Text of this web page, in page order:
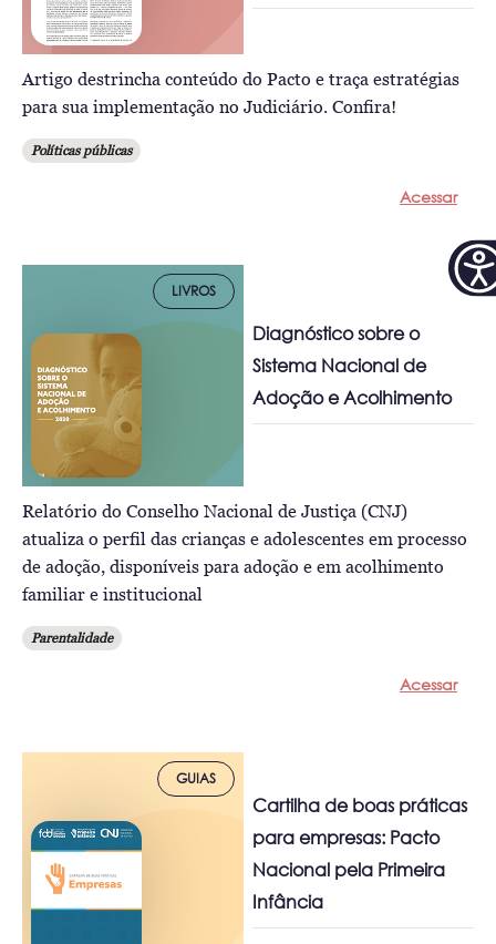
Artigo destrincha conteúdo do Pacto e traça estratégias
para sua implementação no Judiciário. Confira!
Políticas públicas
Acessar
LIVROS
Diagnóstico sobre o
Sistema Nacional de
Adoção e Acolhimento
Relatório do Conselho Nacional de Justiça (CNJ)
atualiza o perfil das crianças e adolescentes em processo
de adoção, disponíveis para adoção e em acolhimento
familiar e institucional
Parentalidade
Acessar
GUIAS
Cartilha de boas práticas
para empresas: Pacto
Nacional pela Primeira
Infância